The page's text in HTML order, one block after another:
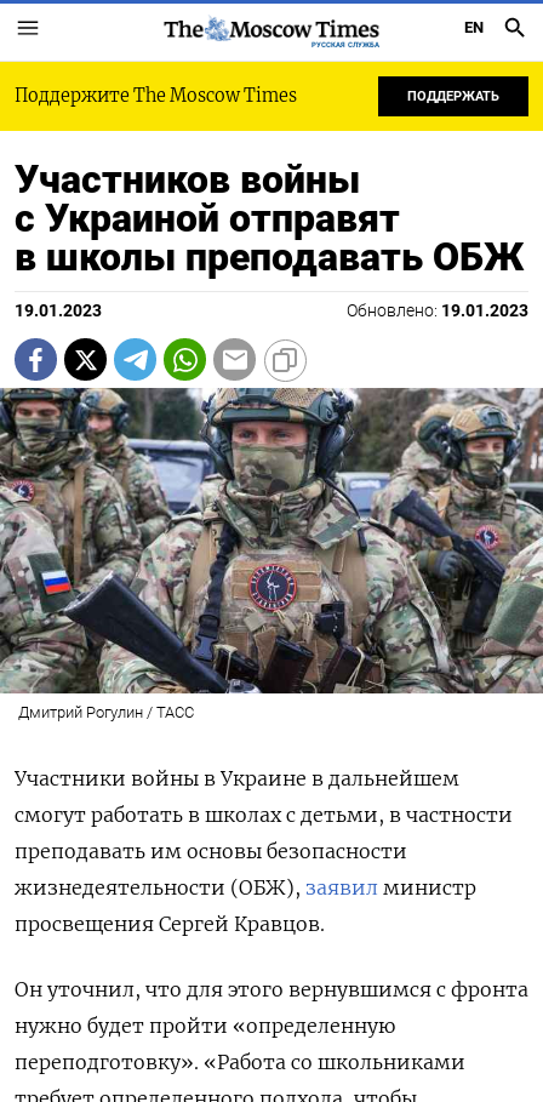
РУССКАЯ СЛУЖБА
EN
Поддержите The Moscow Times ПОДДЕРЖАТЬ
Участников войны
с Украиной отправят
в школы преподавать ОБЖ
19.01.2023 Обновлено: 19.01.2023
Дмитрий Рогулин / ТАСС
Участники войны в Украине в дальнейшем
смогут работать в школах с детьми, в частности
преподавать им основы безопасности
жизнедеятельности (ОБЖ), заявил министр
просвещения Сергей Кравцов.
Он уточнил, что для этого вернувшимся с фронта
нужно будет пройти «определенную
переподготовку». «Работа со школьниками